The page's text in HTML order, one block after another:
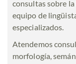
consultas sobre
equipo de
especializados.
Atendemos
morfología,